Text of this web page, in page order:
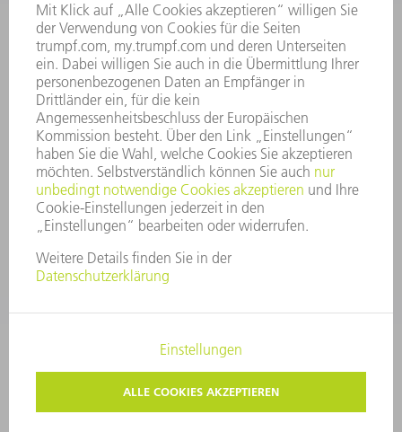
GESCHÄFTSBERICHT
UNTERNEHMENSGRUNDSÄTZE
COMPLIANCE
HINWEISGEBERSYSTEM
SECURITY
PRESSEMITTEILUNGEN
MAGAZINE
LIEFERANTEN
NACHHALTIGKEIT
UMWELT & KLIMA
SOZIALES & GESELLSCHAFT
UNTERNEHMENSFÜHRUNG
IMPRESSUM
DATENSCHUTZ
COPYRIGHT UND MARKENZEICHEN
PRIVATSPHÄRE-EINSTELLUNGEN